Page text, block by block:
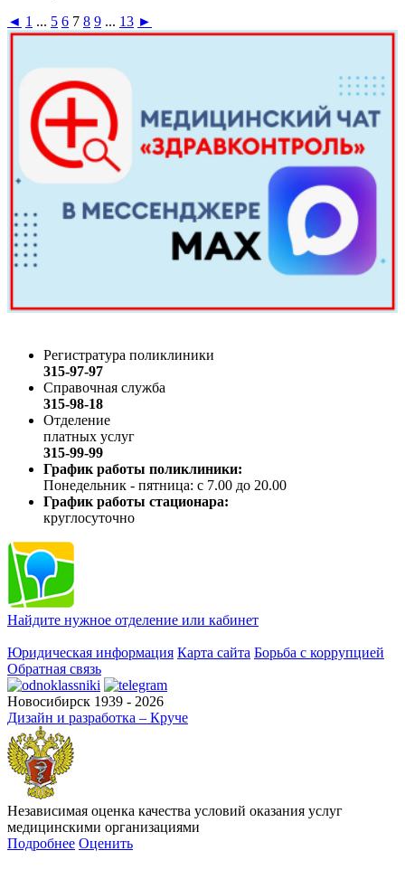
◄ 1 ... 5 6 7 8 9 ... 13 ►
Регистратура поликлиники
315-97-97
Справочная служба
315-98-18
Отделение
платных услуг
315-99-99
График работы поликлиники:
Понедельник - пятница: с 7.00 до 20.00
График работы стационара:
круглосуточно
Найдите нужное отделение или кабинет
Юридическая информация Карта сайта Борьба с коррупцией
Обратная связь
Новосибирск 1939 - 2026
Дизайн и разработка – Круче
Независимая оценка качества условий оказания услуг
медицинскими организациями
Подробнее Оценить